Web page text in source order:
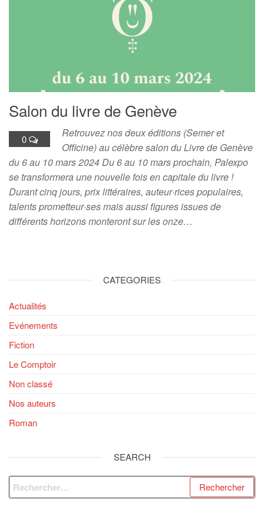
Salon du livre de Genève
0
Retrouvez nos deux éditions (Semer et
Officine) au célèbre salon du Livre de Genève
du 6 au 10 mars 2024 Du 6 au 10 mars prochain, Palexpo
se transformera une nouvelle fois en capitale du livre !
Durant cinq jours, prix littéraires, auteur·rices populaires,
talents prometteur·ses mais aussi figures issues de
différents horizons monteront sur les onze…
CATEGORIES
Actualités
Evénements
Fiction
Le Comptoir
Non classé
Nos auteurs
Roman
SEARCH
Rechercher :